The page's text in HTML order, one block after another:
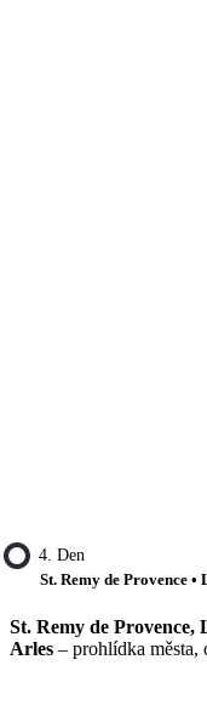
4. Den
St. Remy de Provence •
St. Remy de Provence,
Arles – prohlídka města,